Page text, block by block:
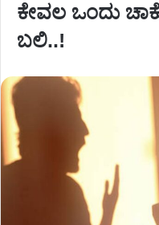
ಕೇವಲ ಒಂದು
ಬಲಿ..!